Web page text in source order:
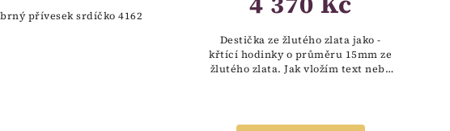
přívesek srdíčko 4162
Destička ze žlutého zlata jako -
křtící hodinky o průměru 15mm ze
žlutého zlata. Jak vložím text nebo